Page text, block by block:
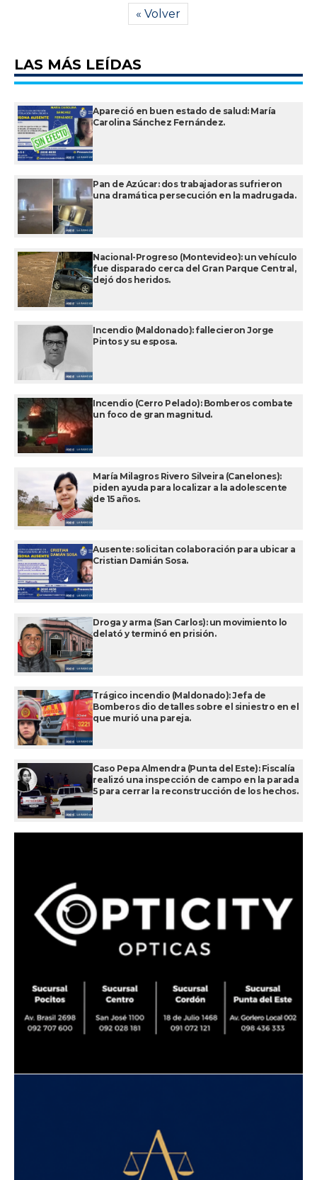
« Volver
LAS MÁS LEÍDAS
Apareció en buen estado de salud: María
Carolina Sánchez Fernández.
Pan de Azúcar: dos trabajadoras sufrieron
una dramática persecución en la madrugada.
Nacional-Progreso (Montevideo): un vehículo
fue disparado cerca del Gran Parque Central,
dejó dos heridos.
Incendio (Maldonado): fallecieron Jorge
Pintos y su esposa.
Incendio (Cerro Pelado): Bomberos combate
un foco de gran magnitud.
María Milagros Rivero Silveira (Canelones):
piden ayuda para localizar a la adolescente
de 15 años.
Ausente: solicitan colaboración para ubicar a
Cristian Damián Sosa.
Droga y arma (San Carlos): un movimiento lo
delató y terminó en prisión.
Trágico incendio (Maldonado): Jefa de
Bomberos dio detalles sobre el siniestro en el
que murió una pareja.
Caso Pepa Almendra (Punta del Este): Fiscalía
realizó una inspección de campo en la parada
5 para cerrar la reconstrucción de los hechos.